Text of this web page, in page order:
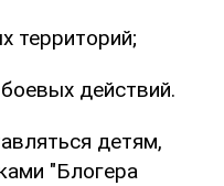
территорий;
действий.
детям,
"Блогера